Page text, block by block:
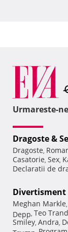
Urmareste-
Dragoste &
Dragoste,
Casatorie, Sex,
Declaratii de
Divertisment
Meghan Markle,
Depp, Teo
Smiley, Andra,